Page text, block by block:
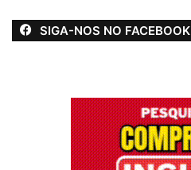
SIGA-NOS NO FACEBOOK